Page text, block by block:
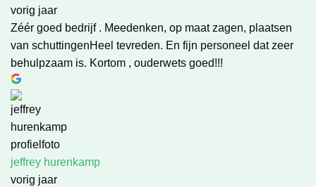
vorig jaar
Zéér goed bedrijf . Meedenken, op maat zagen, plaatsen
van schuttingenHeel tevreden. En fijn personeel dat zeer
behulpzaam is. Kortom , ouderwets goed!!!
jeffrey hurenkamp
vorig jaar